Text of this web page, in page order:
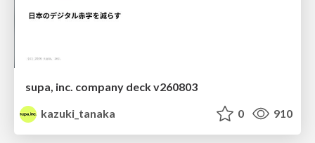
supa, inc. company deck v260803
kazuki_tanaka
0 910